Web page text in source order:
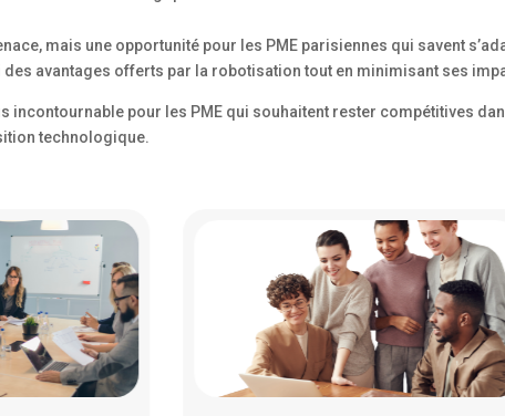
mais une opportunité pour les PME parisiennes qui savent
avantages offerts par la robotisation tout en minimisant ses
incontournable pour les PME qui souhaitent rester compétitives
technologique.